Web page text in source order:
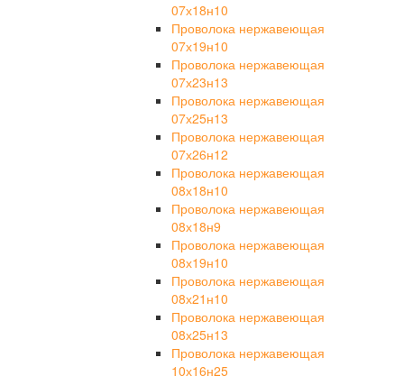
07х18н10
Проволока нержавеющая
07х19н10
Проволока нержавеющая
07х23н13
Проволока нержавеющая
07х25н13
Проволока нержавеющая
07х26н12
Проволока нержавеющая
08х18н10
Проволока нержавеющая
08х18н9
Проволока нержавеющая
08х19н10
Проволока нержавеющая
08х21н10
Проволока нержавеющая
08х25н13
Проволока нержавеющая
10х16н25